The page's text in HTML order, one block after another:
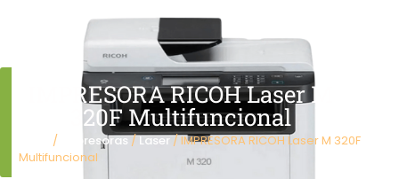
IMPRESORA RICOH Laser M
320F Multifuncional
/ Impresoras/Laser/ IMPRESORA RICOH Laser M 320F
Multifuncional